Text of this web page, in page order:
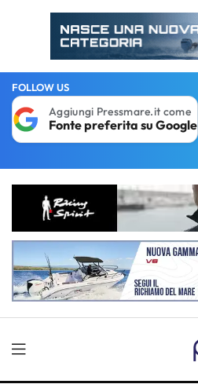
FOLLOW US
Aggiungi Pressmare.it come
Fonte preferita su Google